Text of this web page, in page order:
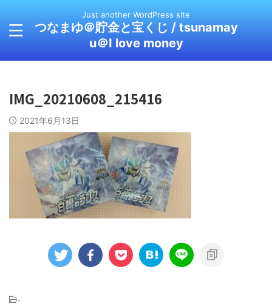
Just another WordPress site
つなまゆ＠貯金と宝くじ / tsunamay
u＠I love money
IMG_20210608_215416
2021年6月13日
-